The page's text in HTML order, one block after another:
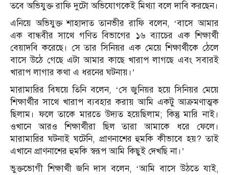
তবে অভিযুক্ত রাফি দুটো অভিযোগকেই মিথ্যা বলে দাবি করছেন।
এনিয়ে অভিযুক্ত শাহাদাত তানভীর রাফি বলেন, ‘বাসে আমার
এক বান্ধবীর সাথে গণিত বিভাগের ১৬ ব্যাচের এক শিক্ষার্থী
বেয়াদবি করেছে। সে তার সিনিয়র এক মেয়ে শিক্ষার্থীকে ঠেলে
বাসে উঠে গেছে এটা আমার কাছে খারাপ লাগছে এবং সবারই
খারাপ লাগার কথা এ ধরনের ঘটনায়।’
মারামারির বিষয়ে তিনি বলেন, ‘সে জুনিয়র হয়ে সিনিয়র মেয়ে
শিক্ষার্থীর সাথে খারাপ ব্যবহার করায় আমি একটু আক্রমণাত্মক
ছিলাম। ফলে তাকে মারতে উদ্যত হয়েছিলাম; কিন্তু মারি নাই।
ওখানে আরও শিক্ষার্থীরা ছিল তারা আমাকে ধরে ফেলে।
মারামারির ঘটনাই ঘটেনি, প্রাণনাশের হুমকি কীভাবে হয়? তাই
এখানে প্রাণনাশের হুমকি স্বরূপ আমি কিছুই দেখছি না।’
ভুক্তভোগী শিক্ষার্থী জনি দাস বলেন, ‘আমি বাসে উঠতে যাই,